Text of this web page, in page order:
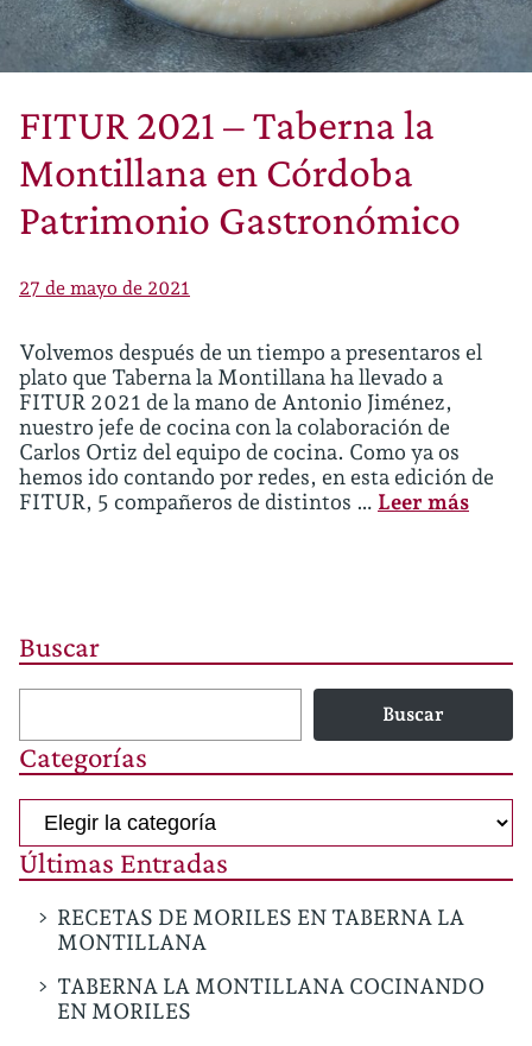
FITUR 2021 – Taberna la
Montillana en Córdoba
Patrimonio Gastronómico
27 de mayo de 2021
Volvemos después de un tiempo a presentaros el
plato que Taberna la Montillana ha llevado a
FITUR 2021 de la mano de Antonio Jiménez,
nuestro jefe de cocina con la colaboración de
Carlos Ortiz del equipo de cocina. Como ya os
hemos ido contando por redes, en esta edición de
FITUR, 5 compañeros de distintos … Leer más
Buscar
Buscar
Categorías
Categorías
Últimas Entradas
RECETAS DE MORILES EN TABERNA LA
MONTILLANA
TABERNA LA MONTILLANA COCINANDO
EN MORILES